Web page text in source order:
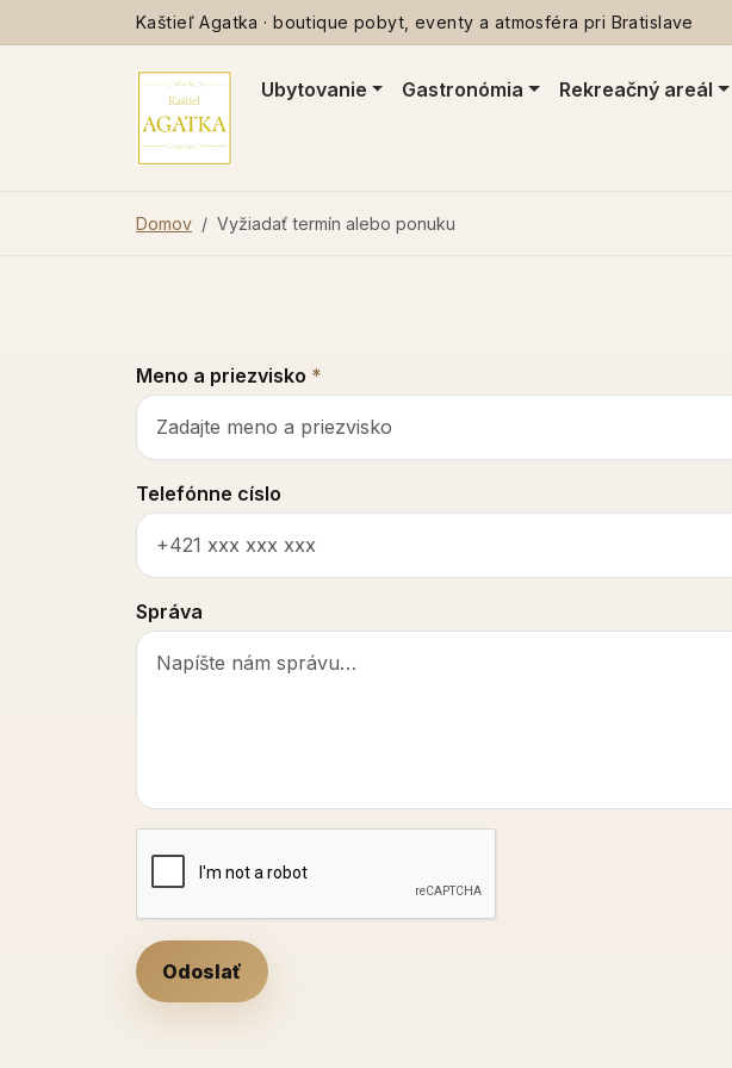
Kaštieľ Agatka · boutique pobyt, eventy a atmosféra pri Bratislave
Ubytovanie Gastronómia Rekreačný areál
Domov Vyžiadať termín alebo ponuku
Meno a priezvisko *
Telefónne císlo
Správa